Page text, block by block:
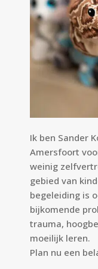
Ik ben Sander
Amersfoort
weinig
gebied van
begeleiding is
bijkomende
trauma,
moeilijk leren.
Plan nu een